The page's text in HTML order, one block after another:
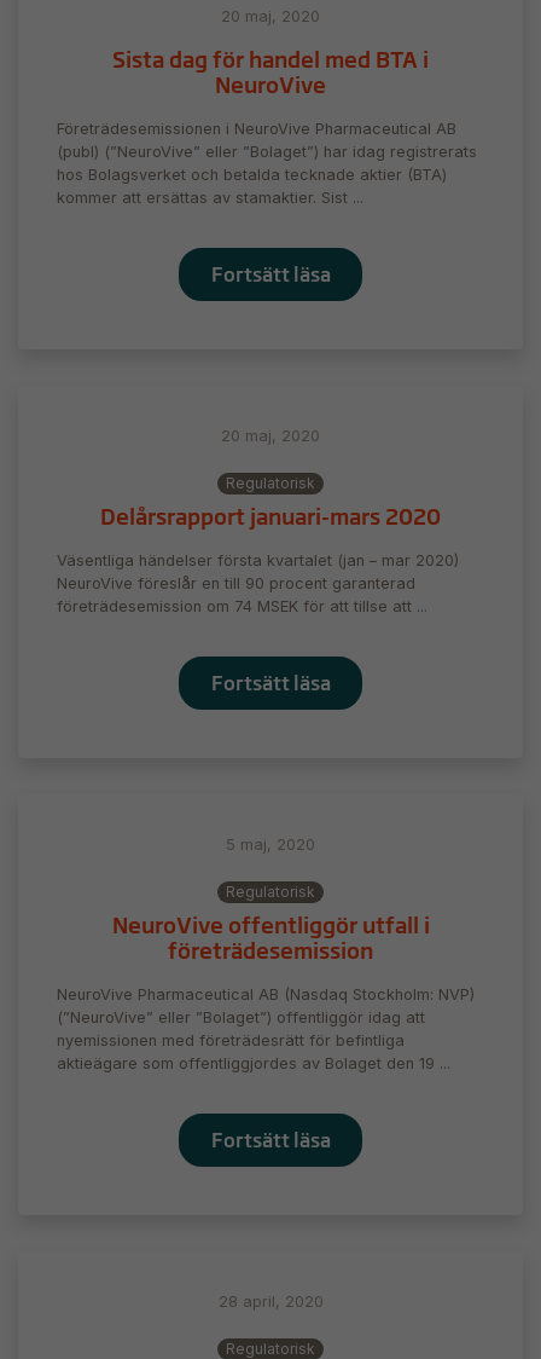
20 maj, 2020
Sista dag för handel med BTA i
NeuroVive
Företrädesemissionen i NeuroVive Pharmaceutical AB
(publ) (”NeuroVive” eller ”Bolaget”) har idag registrerats
hos Bolagsverket och betalda tecknade aktier (BTA)
kommer att ersättas av stamaktier. Sist ...
Fortsätt läsa
20 maj, 2020
Regulatorisk
Delårsrapport januari-mars 2020
Väsentliga händelser första kvartalet (jan – mar 2020)
NeuroVive föreslår en till 90 procent garanterad
företrädesemission om 74 MSEK för att tillse att ...
Fortsätt läsa
5 maj, 2020
Regulatorisk
NeuroVive offentliggör utfall i
företrädesemission
NeuroVive Pharmaceutical AB (Nasdaq Stockholm: NVP)
(”NeuroVive” eller ”Bolaget”) offentliggör idag att
nyemissionen med företrädesrätt för befintliga
aktieägare som offentliggjordes av Bolaget den 19 ...
Fortsätt läsa
28 april, 2020
Regulatorisk